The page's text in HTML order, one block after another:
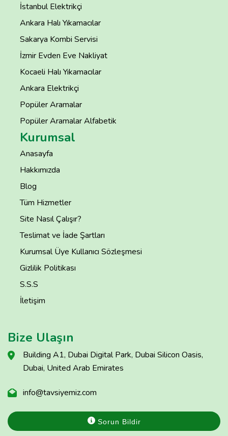
İstanbul Elektrikçi
Ankara Halı Yıkamacılar
Sakarya Kombi Servisi
İzmir Evden Eve Nakliyat
Kocaeli Halı Yıkamacılar
Ankara Elektrikçi
Popüler Aramalar
Popüler Aramalar Alfabetik
Kurumsal
Anasayfa
Hakkımızda
Blog
Tüm Hizmetler
Site Nasıl Çalışır?
Teslimat ve İade Şartları
Kurumsal Üye Kullanıcı Sözleşmesi
Gizlilik Politikası
S.S.S
İletişim
Bize Ulaşın
Building A1, Dubai Digital Park, Dubai Silicon Oasis,
Dubai, United Arab Emirates
info@tavsiyemiz.com
Sorun Bildir